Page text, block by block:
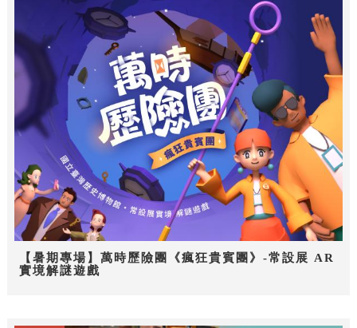
【暑期專場】萬時歷險團《瘋狂貴賓團》-常設展 AR
實境解謎遊戲